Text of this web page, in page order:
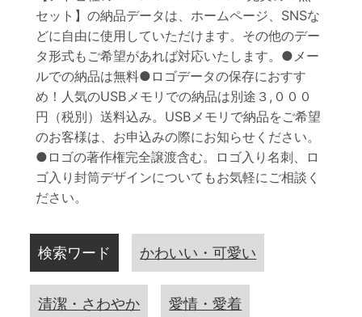
セット】の納品データは、ホームページ、SNSな
どに自由に使用していただけます。その他のデー
タ形式もご希望があれば対応いたします。●メー
ルでの納品は無料●ロゴデータの保存におすす
め！人気のUSBメモリでの納品は別途３,０００
円（税別）送料込み。USBメモリで納品をご希望
のお客様は、お申込みの際にお知らせください。
●ロゴの著作権完全譲渡含む。ロゴ入り名刺、ロ
ゴ入り封筒デザインについてもお気軽にご相談く
ださい。
検索ワード かわいい・可愛い
清潔・さわやか 愛情・愛着